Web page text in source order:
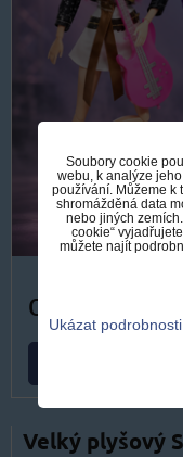
od 499 Kč
Velký plyšový
Soubory cookie
webu, k analýze
používání. Můžeme k
shromážděná data
nebo jiných
cookie“
můžete najít
Ukázat podrobnosti